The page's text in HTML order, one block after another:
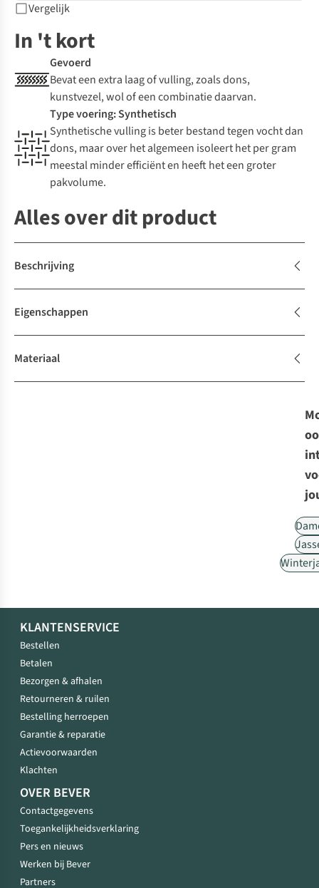
Vergelijk
In 't kort
Gevoerd
Bevat een extra laag of vulling, zoals dons,
kunstvezel, wol of een combinatie daarvan.
Type voering: Synthetisch
Synthetische vulling is beter bestand tegen vocht dan
dons, maar over het algemeen isoleert het per gram
meestal minder efficiënt en heeft het een groter
pakvolume.
Alles over dit product
Beschrijving
Eigenschappen
Materiaal
KLANTENSERVICE
Bestellen
Betalen
Bezorgen & afhalen
Retourneren & ruilen
Bestelling herroepen
Garantie & reparatie
Actievoorwaarden
Klachten
OVER BEVER
Contactgegevens
Toegankelijkheidsverklaring
Pers en nieuws
Werken bij Bever
Partners